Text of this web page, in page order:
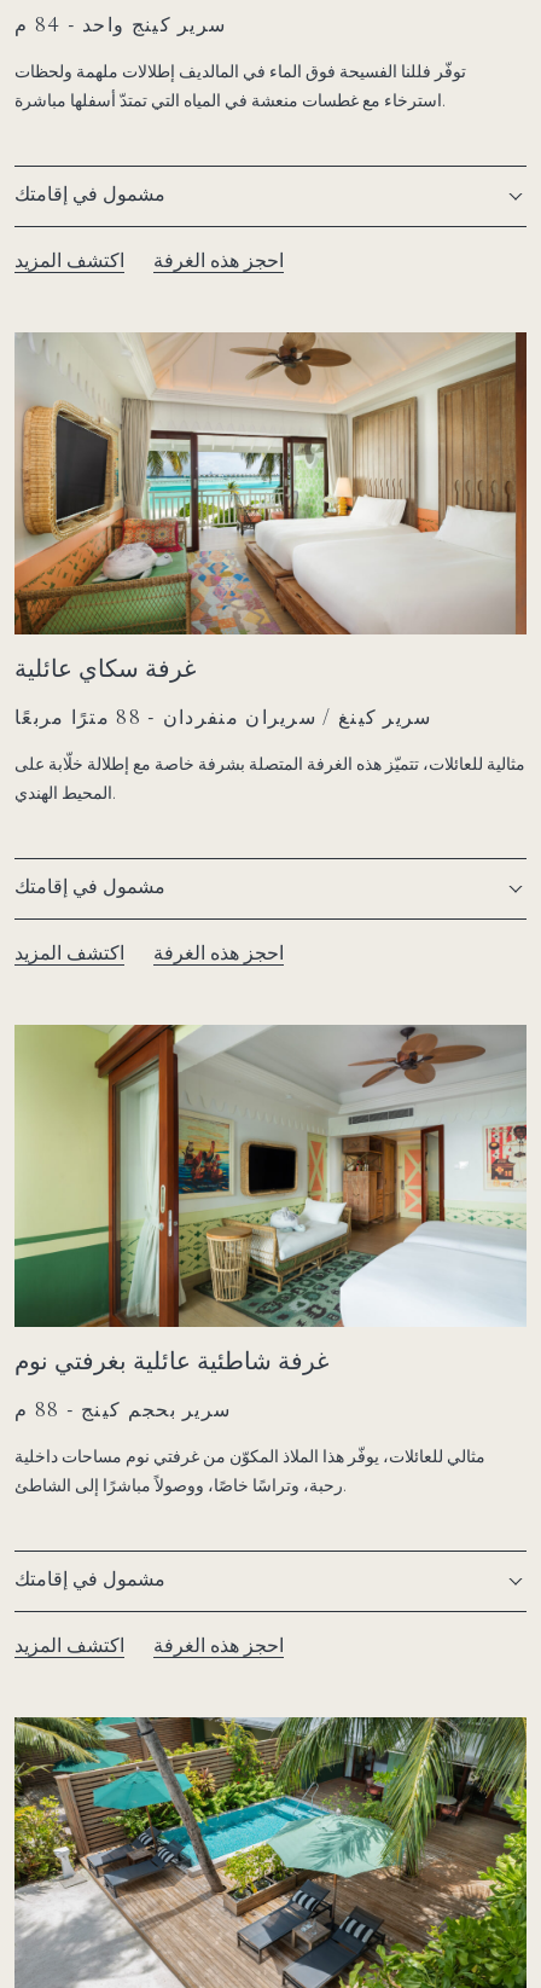
سرير كينج واحد - 84 م
توفّر فللنا الفسيحة فوق الماء في المالديف إطلالات ملهمة ولحظات
استرخاء مع غطسات منعشة في المياه التي تمتدّ أسفلها مباشرة.
مشمول في إقامتك
اكتشف المزيد احجز هذه الغرفة
غرفة سكاي عائلية
سرير كينغ / سريران منفردان - 88 مترًا مربعًا
مثالية للعائلات، تتميّز هذه الغرفة المتصلة بشرفة خاصة مع إطلالة خلّابة على
المحيط الهندي.
مشمول في إقامتك
اكتشف المزيد احجز هذه الغرفة
غرفة شاطئية عائلية بغرفتي نوم
سرير بحجم كينج - 88 م
مثالي للعائلات، يوفّر هذا الملاذ المكوّن من غرفتي نوم مساحات داخلية
رحبة، وتراسًا خاصًا، ووصولاً مباشرًا إلى الشاطئ.
مشمول في إقامتك
اكتشف المزيد احجز هذه الغرفة